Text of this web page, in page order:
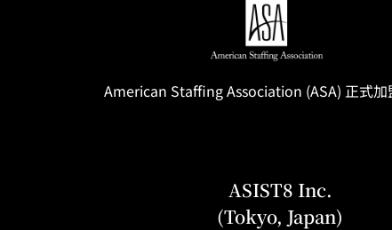
American StaffingAssociation (ASA) 正式
ASIST8 Inc.
(Tokyo, Japan)